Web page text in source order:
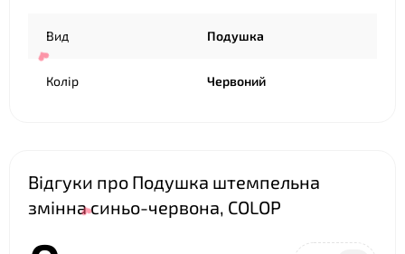
Вид Подушка
Колір Червоний
Відгуки про Подушка штемпельна
змінна синьо-червона, COLOP
❤